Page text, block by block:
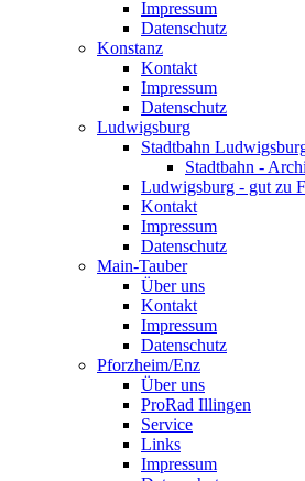
Impressum
Datenschutz
Konstanz
Kontakt
Impressum
Datenschutz
Ludwigsburg
Stadtbahn
Stadtbahn -
Ludwigsburg - gut zu
Kontakt
Impressum
Datenschutz
Main-Tauber
Über uns
Kontakt
Impressum
Datenschutz
Pforzheim/Enz
Über uns
ProRad Illingen
Service
Links
Impressum